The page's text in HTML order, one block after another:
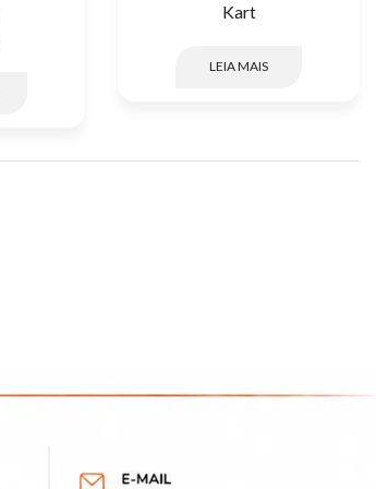
Kart
LEIA MAIS